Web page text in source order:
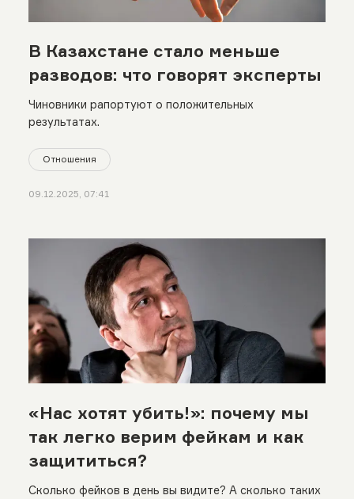
В Казахстане стало меньше
разводов: что говорят эксперты
Чиновники рапортуют о положительных
результатах.
Отношения
09.12.2025, 07:41
«Нас хотят убить!»: почему мы
так легко верим фейкам и как
защититься?
Сколько фейков в день вы видите? А сколько таких